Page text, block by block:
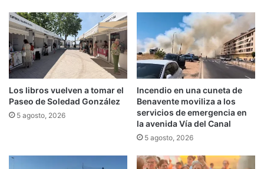
Los libros vuelven a tomar el
Paseo de Soledad González
5 agosto, 2026
Incendio en una cuneta de
Benavente moviliza a los
servicios de emergencia en
la avenida Vía del Canal
5 agosto, 2026